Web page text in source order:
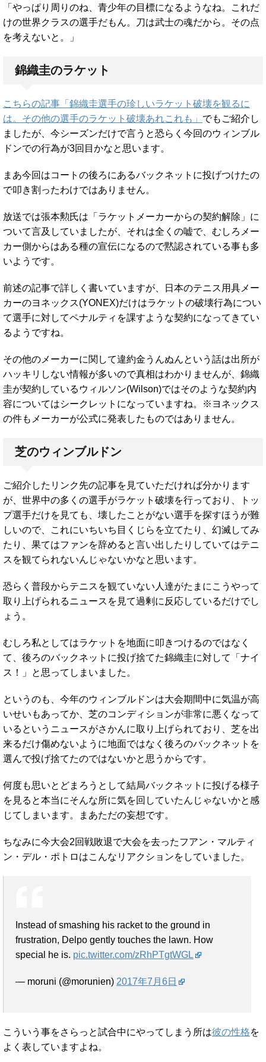
「やっぱり周りのね、青少年の目標になるようなね。これだ
けの世界クラスの選手だもん。刀は武士の魂だから。その点
を考えないと。」
錦織圭のラケット
こちらの記事「錦織圭選手の珍しいラケット破壊を観るに
は。その他の選手のラケット破壊あれこれも」 でもご紹介し
ましたが、今シーズンだけで言うと恐らく今回のウィンブル
ドンでの行為が3回目かなと思います。
まあ今回はコートの後ろにあるバックネットに投げつけたの
で叩き割ったわけではありません。
放送では張本勲氏は「ラケットメーカーからの契約解除」に
ついて言及していましたが、それは全くの嘘で、むしろメー
カー側からはある種の宣伝になるので黙認されている事も多
いようです。
前述の記事で詳しく書いていますが、日本のテニス用具メー
カーのヨネックス(YONEX)だけはラケットの破壊行為につい
て選手に対してペナルティを課すような契約になってきてい
るようですね。
その他のメーカーに関して違約金うんぬんという話は出所が
ハッキリしない情報が多いので真相はわかりませんが、錦織
圭が契約しているウィルソン(Wilson)ではそのような契約内
容についてはシークレットになっていますね。※ヨネックス
の件もメーカーが公式に発表したものではありません。
芝のウィンブルドン
ご紹介したリンク先の記事を見ていただければ分かります
が、世界中の多くの選手がラケット破壊を行っており、トッ
プ選手だけを見ても、壊したことがない選手を探すほうが難
しいので、これにいちいち目くじらを立てたり、幻滅してみ
たり、果てはファンを辞めると言い出したりしていてはテニ
スを観てられないんじゃないかなと思います。
恐らく普段からテニスを観ていない人達がたまにこうやって
取り上げられるニュースを見て過剰に反応しているだけでし
ょう。
むしろ私としてはラケットを地面に叩きつけるのではなく
て、後ろのバックネットに投げ捨てた錦織圭に対して「ナイ
ス！」と思ってしまいました。
というのも、今年のウィンブルドンは大会期間中に気温が高
いせいもあってか、芝のコンディションが非常に悪くなって
いるというニュースがさかんに取り上げられており、芝を出
来るだけ傷めないように地面ではなく後ろのバックネットを
選んで投げ捨てたのではないかと思うからです。
何度も思いとどまろうとして結局バックネットに投げる様子
を見ると本当にそんな所に気を回していたんじゃないかと感
じてしまいます。まあただの妄想です。
ちなみに今大会2回戦敗退で大会を去ったフアン・マルティ
ン・デル・ポトロはこんなリアクションをしていました。
Instead of smashing his racket to the ground in
frustration, Delpo gently touches the lawn. How
special he is. pic.twitter.com/zRhPTgtWGL
— moruni (@morunien) 2017年7月6日
こういう事をさらっと試合中にやってしまう所は彼の性格を
よく表していますよね。